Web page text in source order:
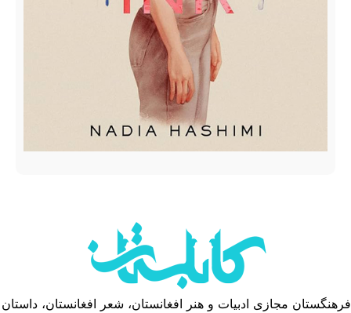
فرهنگستان مجازی ادبیات و هنر افغانستان، شعر افغانستان، داستان